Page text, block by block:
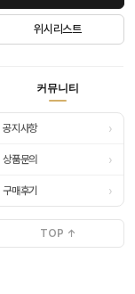
위시리스트
커뮤니티
공지사항 ›
상품문의 ›
구매후기 ›
TOP ↑
Home>릴>스피닝릴